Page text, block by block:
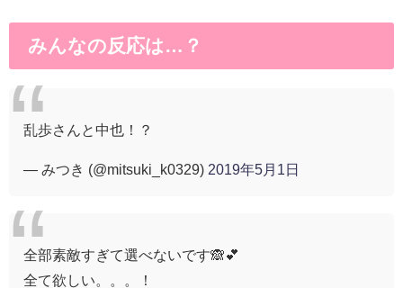
みんなの反応は…？
乱歩さんと中也！？
— みつき (@mitsuki_k0329) 2019年5月1日
全部素敵すぎて選べないです🙈💕
全て欲しい。。。！